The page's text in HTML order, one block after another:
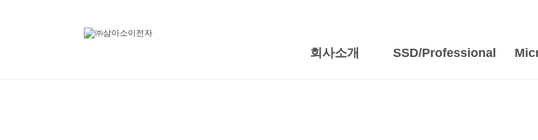
회사소개 SSD/Professional